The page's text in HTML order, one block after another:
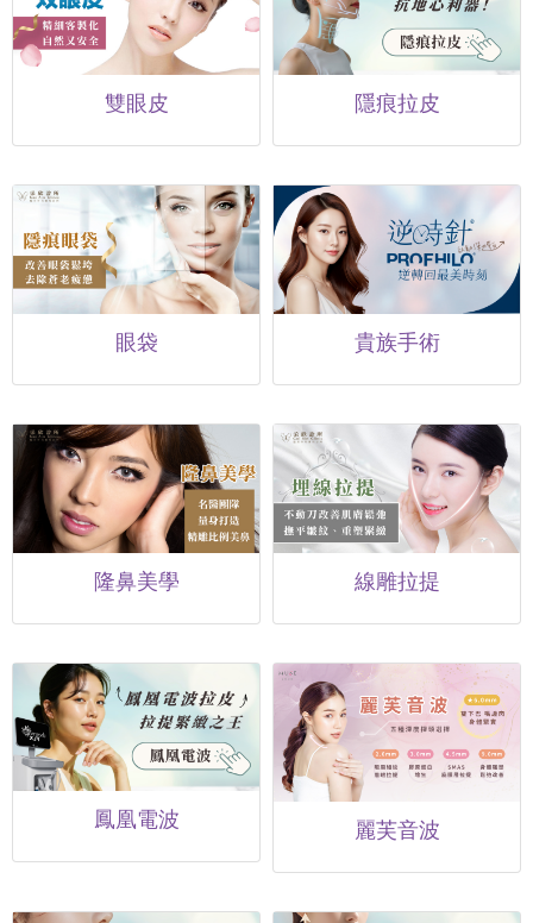
雙眼皮 隱痕拉皮
眼袋 貴族手術
隆鼻美學 線雕拉提
鳳凰電波 麗芙音波